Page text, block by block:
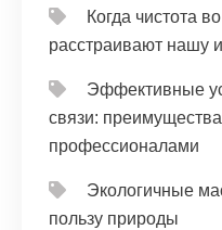
Когда чистота
расстраивают нашу
Эффективные
связи:
профессионалами
Экологичные
пользу природы